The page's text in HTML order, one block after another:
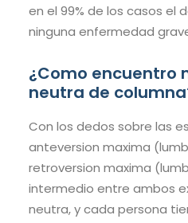
en el 99% de los casos el
ninguna enfermedad
¿Como encuentro
neutra de
Con los dedos sobre las
anteversion maxima
retroversion maxima
intermedio entre ambos
neutra, y cada persona